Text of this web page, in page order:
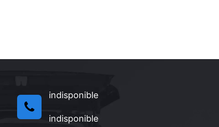
indisponible
indisponible